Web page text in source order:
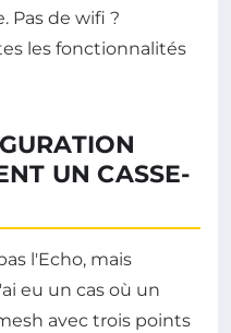
Pas de wifi ?
les fonctionnalités
UN CASSE-
l'Echo, mais
eu un cas où un
avec trois points